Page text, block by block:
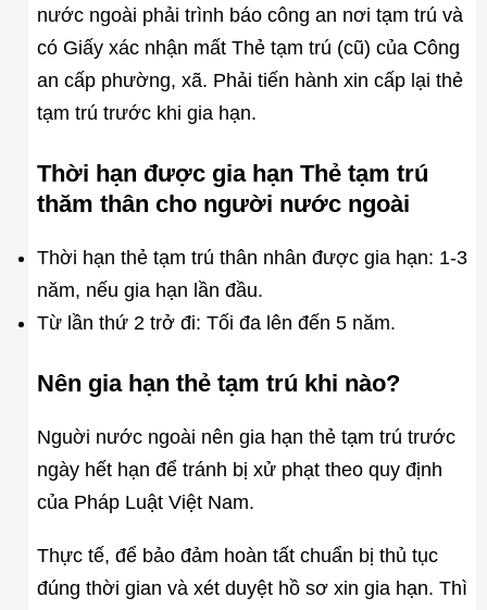
nước ngoài phải trình báo công an nơi tạm trú và
có Giấy xác nhận mất Thẻ tạm trú (cũ) của Công
an cấp phường, xã. Phải tiến hành xin cấp lại thẻ
tạm trú trước khi gia hạn.
Thời hạn được gia hạn Thẻ tạm trú
thăm thân cho người nước ngoài
Thời hạn thẻ tạm trú thân nhân được gia hạn: 1-3
năm, nếu gia hạn lần đầu.
Từ lần thứ 2 trở đi: Tối đa lên đến 5 năm.
Nên gia hạn thẻ tạm trú khi nào?
Nguời nước ngoài nên gia hạn thẻ tạm trú trước
ngày hết hạn để tránh bị xử phạt theo quy định
của Pháp Luật Việt Nam.
Thực tế, để bảo đảm hoàn tất chuẩn bị thủ tục
đúng thời gian và xét duyệt hồ sơ xin gia hạn. Thì